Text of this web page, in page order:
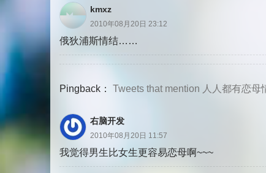
kmxz
2010年08月20日 23:12
俄狄浦斯情结……
Pingback： Tweets that mention 人人都有恋母
右脑开发
2010年08月20日 11:57
我觉得男生比女生更容易恋母啊~~~